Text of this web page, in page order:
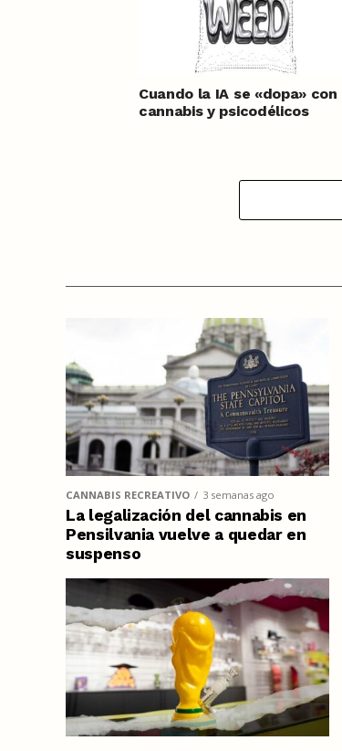
Cuando la IA se «dopa» con
cannabis y psicodélicos
CANNABIS RECREATIVO 3 semanas ago
La legalización del cannabis en
Pensilvania vuelve a quedar en
suspenso